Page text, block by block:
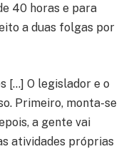
40 horas e para
a duas folgas por
[…] O legislador e o
Primeiro, monta-se
a gente vai
atividades próprias